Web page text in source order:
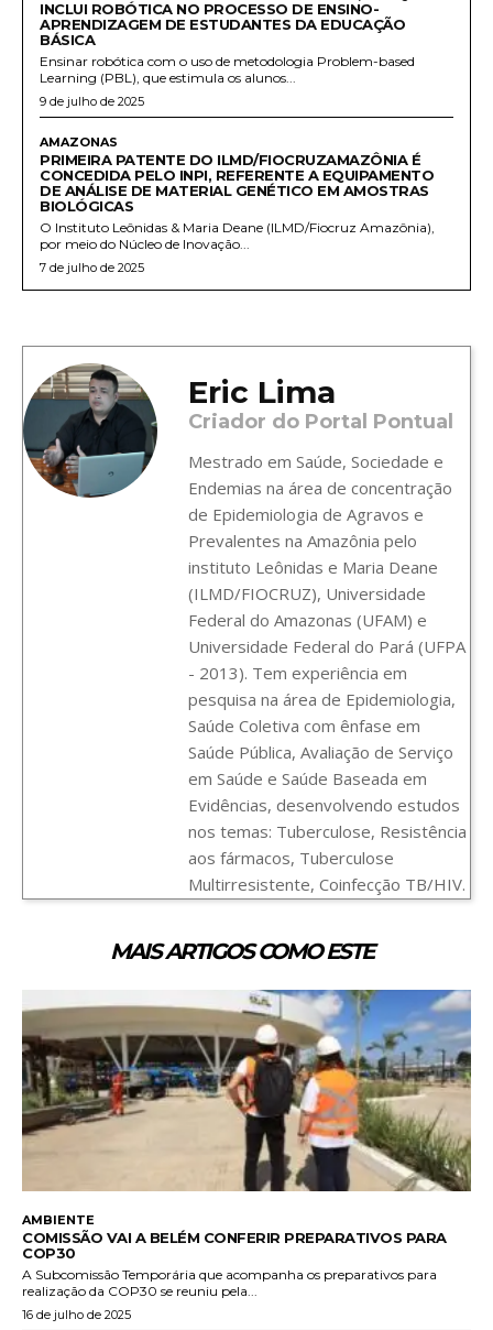
INCLUI ROBÓTICA NO PROCESSO DE ENSINO-
APRENDIZAGEM DE ESTUDANTES DA EDUCAÇÃO
BÁSICA
Ensinar robótica com o uso de metodologia Problem-based
Learning (PBL), que estimula os alunos...
9 de julho de 2025
AMAZONAS
PRIMEIRA PATENTE DO ILMD/FIOCRUZAMAZÔNIA É
CONCEDIDA PELO INPI, REFERENTE A EQUIPAMENTO
DE ANÁLISE DE MATERIAL GENÉTICO EM AMOSTRAS
BIOLÓGICAS
O Instituto Leônidas & Maria Deane (ILMD/Fiocruz Amazônia),
por meio do Núcleo de Inovação...
7 de julho de 2025
Eric Lima
Criador do Portal Pontual
Mestrado em Saúde, Sociedade e
Endemias na área de concentração
de Epidemiologia de Agravos e
Prevalentes na Amazônia pelo
instituto Leônidas e Maria Deane
(ILMD/FIOCRUZ), Universidade
Federal do Amazonas (UFAM) e
Universidade Federal do Pará (UFPA
- 2013). Tem experiência em
pesquisa na área de Epidemiologia,
Saúde Coletiva com ênfase em
Saúde Pública, Avaliação de Serviço
em Saúde e Saúde Baseada em
Evidências, desenvolvendo estudos
nos temas: Tuberculose, Resistência
aos fármacos, Tuberculose
Multirresistente, Coinfecção TB/HIV.
MAIS ARTIGOS COMO ESTE
AMBIENTE
COMISSÃO VAI A BELÉM CONFERIR PREPARATIVOS PARA
COP30
A Subcomissão Temporária que acompanha os preparativos para
realização da COP30 se reuniu pela...
16 de julho de 2025